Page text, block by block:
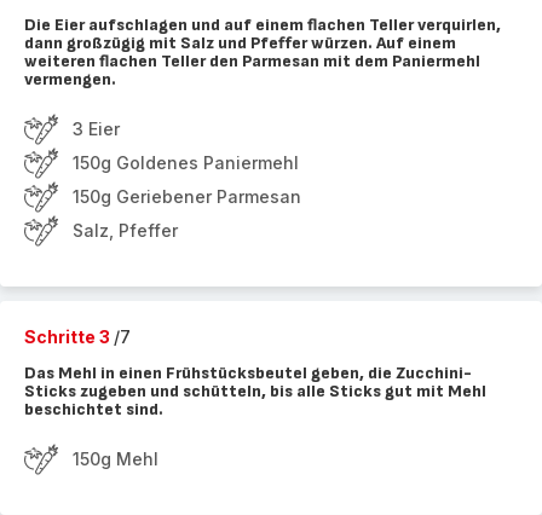
Die Eier aufschlagen und auf einem flachen Teller verquirlen,
dann großzügig mit Salz und Pfeffer würzen. Auf einem
weiteren flachen Teller den Parmesan mit dem Paniermehl
vermengen.
3 Eier
150g Goldenes Paniermehl
150g Geriebener Parmesan
Salz, Pfeffer
Schritte 3 /7
Das Mehl in einen Frühstücksbeutel geben, die Zucchini-
Sticks zugeben und schütteln, bis alle Sticks gut mit Mehl
beschichtet sind.
150g Mehl